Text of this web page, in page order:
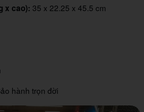
x cao): 35 x 22.25 x 45.5 cm
hành trọn đời